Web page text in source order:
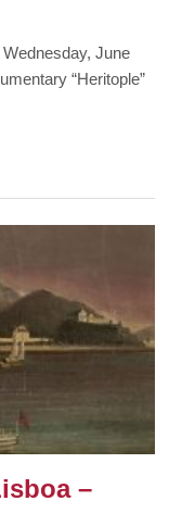
June
“Heritople”
–